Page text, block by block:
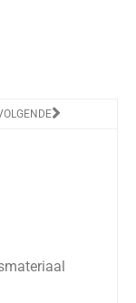
Volgende